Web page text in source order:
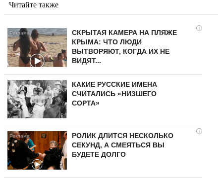
Читайте также
i
СКРЫТАЯ КАМЕРА НА ПЛЯЖЕ
КРЫМА: ЧТО ЛЮДИ
ВЫТВОРЯЮТ, КОГДА ИХ НЕ
ВИДЯТ...
КАКИЕ РУССКИЕ ИМЕНА
СЧИТАЛИСЬ «НИЗШЕГО
СОРТА»
i
РОЛИК ДЛИТСЯ НЕСКОЛЬКО
СЕКУНД, А СМЕЯТЬСЯ ВЫ
БУДЕТЕ ДОЛГО